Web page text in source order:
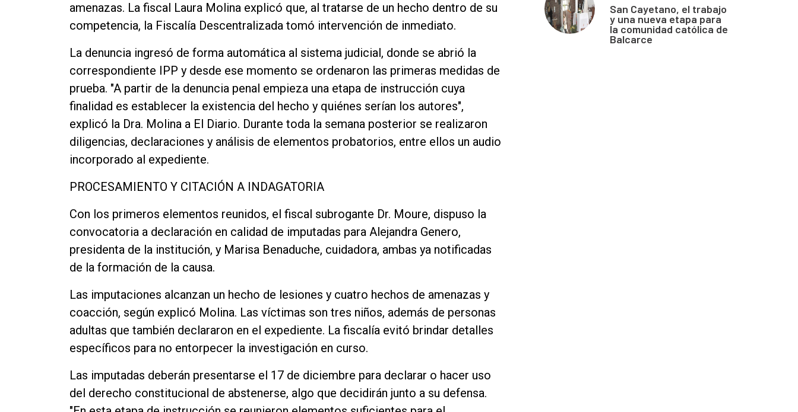
amenazas. La fiscal Laura Molina explicó que, al tratarse de un hecho dentro de su
competencia, la Fiscalía Descentralizada tomó intervención de inmediato.
La denuncia ingresó de forma automática al sistema judicial, donde se abrió la
correspondiente IPP y desde ese momento se ordenaron las primeras medidas de
prueba. "A partir de la denuncia penal empieza una etapa de instrucción cuya
finalidad es establecer la existencia del hecho y quiénes serían los autores",
explicó la Dra. Molina a El Diario. Durante toda la semana posterior se realizaron
diligencias, declaraciones y análisis de elementos probatorios, entre ellos un audio
incorporado al expediente.
PROCESAMIENTO Y CITACIÓN A INDAGATORIA
Con los primeros elementos reunidos, el fiscal subrogante Dr. Moure, dispuso la
convocatoria a declaración en calidad de imputadas para Alejandra Genero,
presidenta de la institución, y Marisa Benaduche, cuidadora, ambas ya notificadas
de la formación de la causa.
Las imputaciones alcanzan un hecho de lesiones y cuatro hechos de amenazas y
coacción, según explicó Molina. Las víctimas son tres niños, además de personas
adultas que también declararon en el expediente. La fiscalía evitó brindar detalles
específicos para no entorpecer la investigación en curso.
Las imputadas deberán presentarse el 17 de diciembre para declarar o hacer uso
del derecho constitucional de abstenerse, algo que decidirán junto a su defensa.
San Cayetano, el trabajo
y una nueva etapa para
la comunidad católica de
Balcarce